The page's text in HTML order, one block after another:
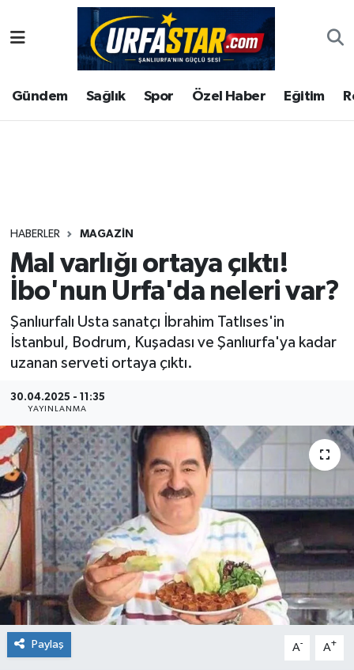
Gündem Sağlık Spor Özel Haber Eğitim
HABERLER MAGAZIN
Mal varlığı ortaya çıktı!
İbo'nun Urfa'da neleri var?
Şanlıurfalı Usta sanatçı İbrahim Tatlıses'in
İstanbul, Bodrum, Kuşadası ve Şanlıurfa'ya kadar
uzanan serveti ortaya çıktı.
30.04.2025 - 11:35
YAYINLANMA
Paylaş A- A+
ASAYİS
ÇEVRE
Gündem
Kültür
Magazin
Şanlıurfa Nöbetçi Eczaneler
Şanlıurfa Hava Durumu
Tüm Manşetler
Son Dakika Haberleri
Haber Arşivi